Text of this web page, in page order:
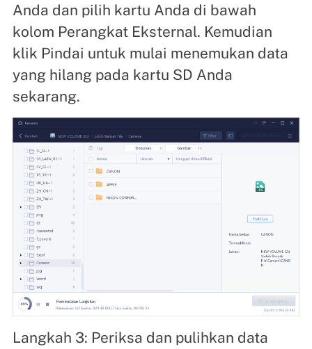
Anda dan pilih kartu Anda di bawah
kolom Perangkat Eksternal. Kemudian
klik Pindai untuk mulai menemukan data
yang hilang pada kartu SD Anda
sekarang.
Langkah 3: Periksa dan pulihkan data